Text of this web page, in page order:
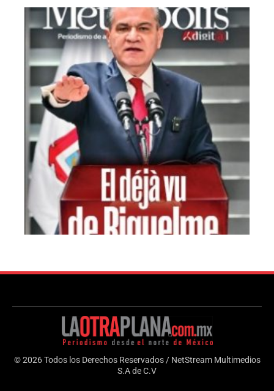
© 2026 Todos los Derechos Reservados / NetStream Multimedios
S.A de C.V